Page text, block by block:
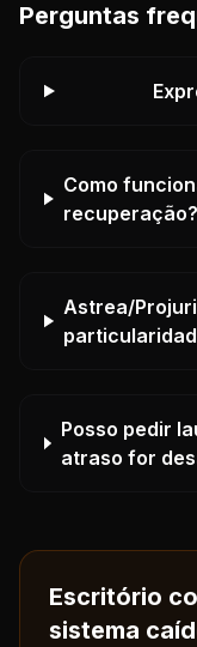
Perguntas
Como
recuperação?
Astrea/
Posso pedir
atraso for
Escritório
sistema